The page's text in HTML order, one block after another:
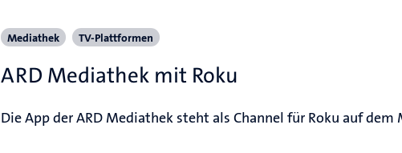
Mediathek TV-Plattformen
ARD Mediathek mit Roku
Die App der ARD Mediathek steht als Channel für Roku auf